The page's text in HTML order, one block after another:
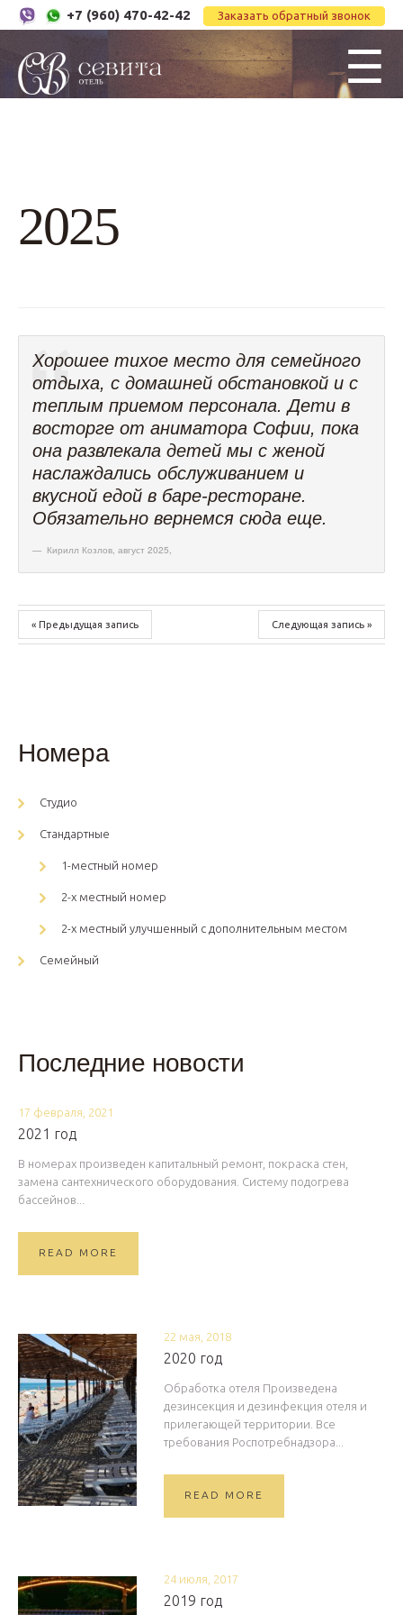
Заказать обратный звонок
+7 (960) 470-42-42
☰
2025
Хорошее тихое место для семейного
отдыха, с домашней обстановкой и с
теплым приемом персонала. Дети в
восторге от аниматора Софии, пока
она развлекала детей мы с женой
наслаждались обслуживанием и
вкусной едой в баре-ресторане.
Обязательно вернемся сюда еще.
Кирилл Козлов, август 2025
« Предыдущая запись Следующая запись »
Номера
Студио
Стандартные
1-местный номер
2-х местный номер
2-х местный улучшенный с дополнительным местом
Семейный
Последние новости
17 февраля, 2021
2021 год
В номерах произведен капитальный ремонт, покраска стен,
замена сантехнического оборудования. Систему подогрева
бассейнов...
READ MORE
22 мая, 2018
2020 год
Обработка отеля Произведена
дезинсекция и дезинфекция отеля и
прилегающей территории. Все
требования Роспотребнадзора...
READ MORE
24 июля, 2017
2019 год